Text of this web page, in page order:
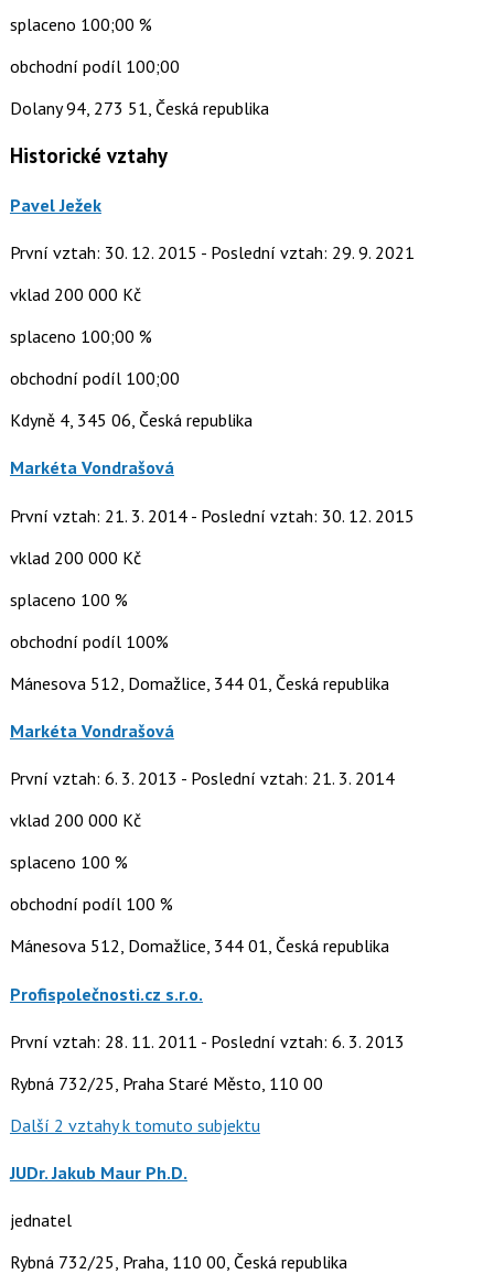
splaceno 100;00 %
obchodní podíl 100;00
Dolany 94, 273 51, Česká republika
Historické vztahy
Pavel Ježek
První vztah: 30. 12. 2015 - Poslední vztah: 29. 9. 2021
vklad 200 000 Kč
splaceno 100;00 %
obchodní podíl 100;00
Kdyně 4, 345 06, Česká republika
Markéta Vondrašová
První vztah: 21. 3. 2014 - Poslední vztah: 30. 12. 2015
vklad 200 000 Kč
splaceno 100 %
obchodní podíl 100%
Mánesova 512, Domažlice, 344 01, Česká republika
Markéta Vondrašová
První vztah: 6. 3. 2013 - Poslední vztah: 21. 3. 2014
vklad 200 000 Kč
splaceno 100 %
obchodní podíl 100 %
Mánesova 512, Domažlice, 344 01, Česká republika
Profispolečnosti.cz s.r.o.
První vztah: 28. 11. 2011 - Poslední vztah: 6. 3. 2013
Rybná 732/25, Praha Staré Město, 110 00
Další 2 vztahy k tomuto subjektu
JUDr. Jakub Maur Ph.D.
jednatel
Rybná 732/25, Praha, 110 00, Česká republika